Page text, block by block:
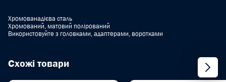
Хромованадієва сталь
Хромований, матовий полірований
Використовуйте з головками, адаптерами, воротками
Схожі товари